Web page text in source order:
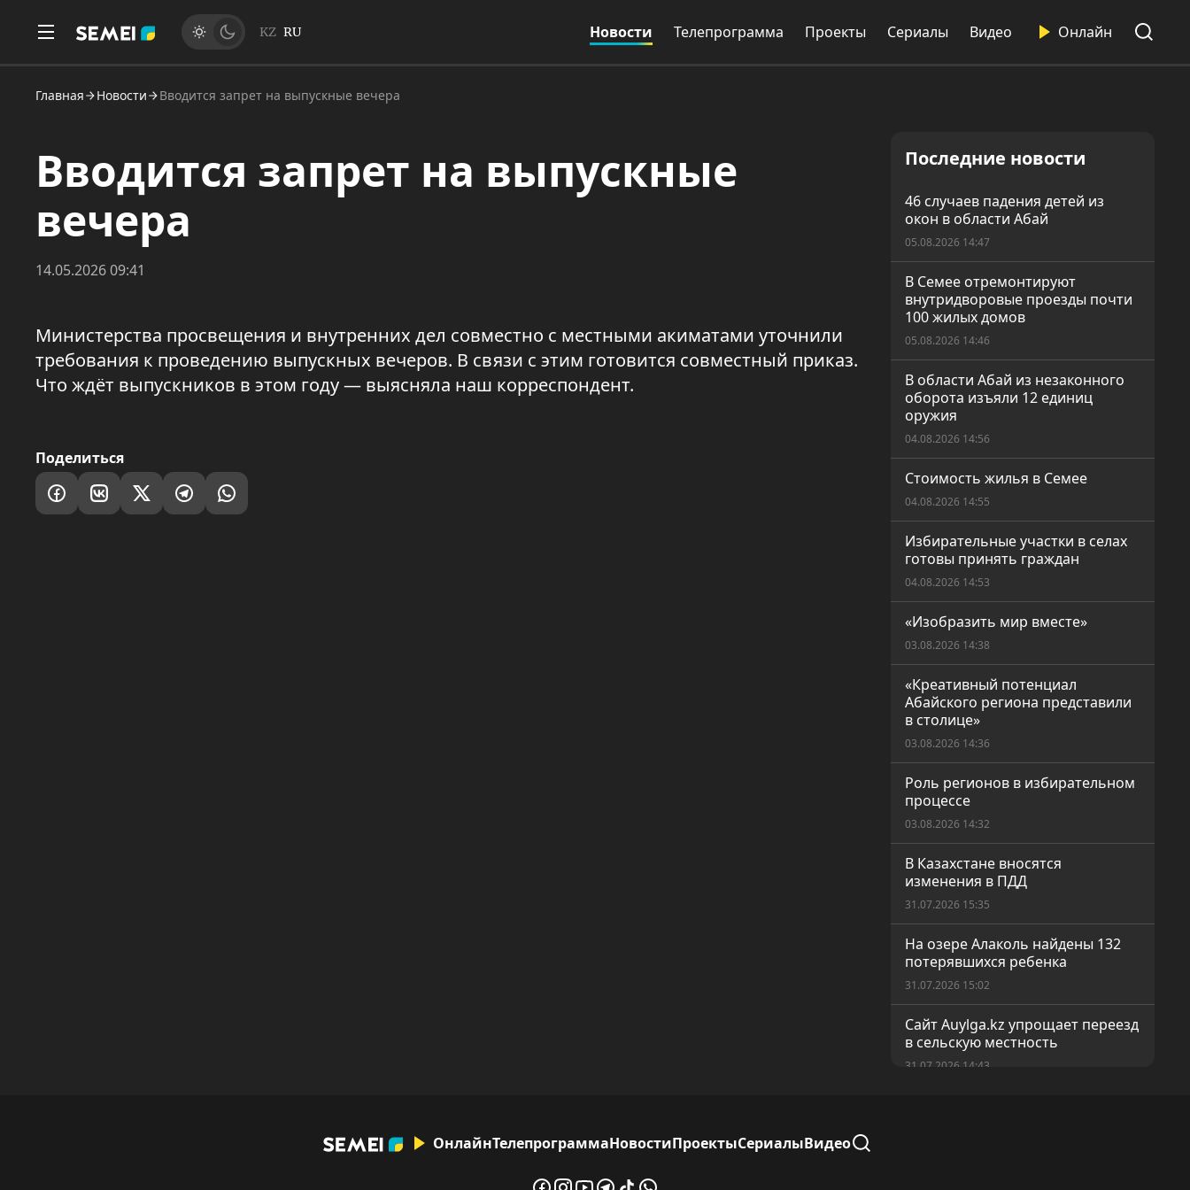
KZ RU Новости Телепрограмма Проекты Сериалы Видео Онлайн
Главная Новости Вводится запрет на выпускные вечера
Вводится запрет на выпускные
вечера
14.05.2026 09:41
Министерства просвещения и внутренних дел совместно с местными акиматами уточнили
требования к проведению выпускных вечеров. В связи с этим готовится совместный приказ.
Что ждёт выпускников в этом году — выясняла наш корреспондент.
Поделиться
Последние новости
46 случаев падения детей из
окон в области Абай
05.08.2026 14:47
В Семее отремонтируют
внутридворовые проезды почти
100 жилых домов
05.08.2026 14:46
В области Абай из незаконного
оборота изъяли 12 единиц
оружия
04.08.2026 14:56
Стоимость жилья в Семее
04.08.2026 14:55
Избирательные участки в селах
готовы принять граждан
04.08.2026 14:53
«Изобразить мир вместе»
03.08.2026 14:38
«Креативный потенциал
Абайского региона представили
в столице»
03.08.2026 14:36
Роль регионов в избирательном
процессе
03.08.2026 14:32
В Казахстане вносятся
изменения в ПДД
31.07.2026 15:35
На озере Алаколь найдены 132
потерявшихся ребенка
31.07.2026 15:02
Сайт Auylga.kz упрощает переезд
в сельскую местность
31.07.2026 14:43
ОнлайнТелепрограммаНовостиПроектыСериалыВидео